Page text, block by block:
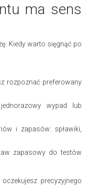
ma sens
Kiedy warto sięgnąć po
rozpoznać preferowany
wypad lub
i zapasów: spławiki,
zapasowy do testów
precyzyjnego